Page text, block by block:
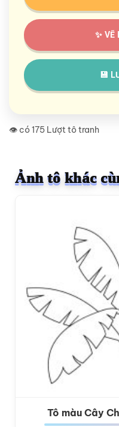
✨ VẼ
💾
👁️ có 175 Lượt tô tranh
Ảnh tô khác
Tô màu Cây